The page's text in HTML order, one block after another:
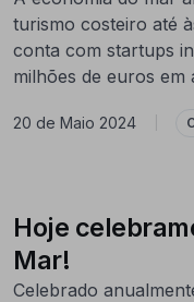
turismo costeiro até
conta com startups
milhões de euros em
20 de Maio 2024
Hoje
Mar!
Celebrado